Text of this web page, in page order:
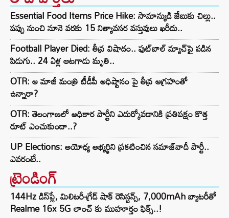
Essential Food Items Price Hike: సామాన్యుడి జేబుకు చిల్లు..
పప్పు నుంచి నూనె వరకు 15 నిత్యావసర వస్తువులు ఖరీదు..
Football Player Died: తీవ్ర విషాదం.. ఫుట్‌బాల్ మ్యాచ్‌పై పడిన
పిడుగు.. 24 ఏళ్ల ఆటగాడు మృతి..
OTR: ఆ మాజీ మంత్రి టీడీపీ అధిష్టానం పై తీవ్ర ఆగ్రహంతో
ఉన్నారా?
OTR: తెలంగాణలో అధికార పార్టీని ఎదుర్కోవడానికి ప్రతిపక్షం కొత్త
రూట్‌ ఎంచుకుందా..?
UP Elections: అయోధ్య అభ్యర్థిని ప్రకటించిన సమాజ్‌వాదీ పార్టీ..
ఎవరంటే..
ట్రెండింగ్‌
144Hz డిస్‌ప్లే, మిలిటరీ-గ్రేడ్ షాక్ రెసిస్టన్స్, 7,000mAh బ్యాటరీతో
Realme 16x 5G లాంచ్ కు ముహూర్తం ఫిక్స్..!